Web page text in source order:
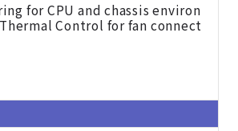
for CPU and chassis environ
Control for fan connect